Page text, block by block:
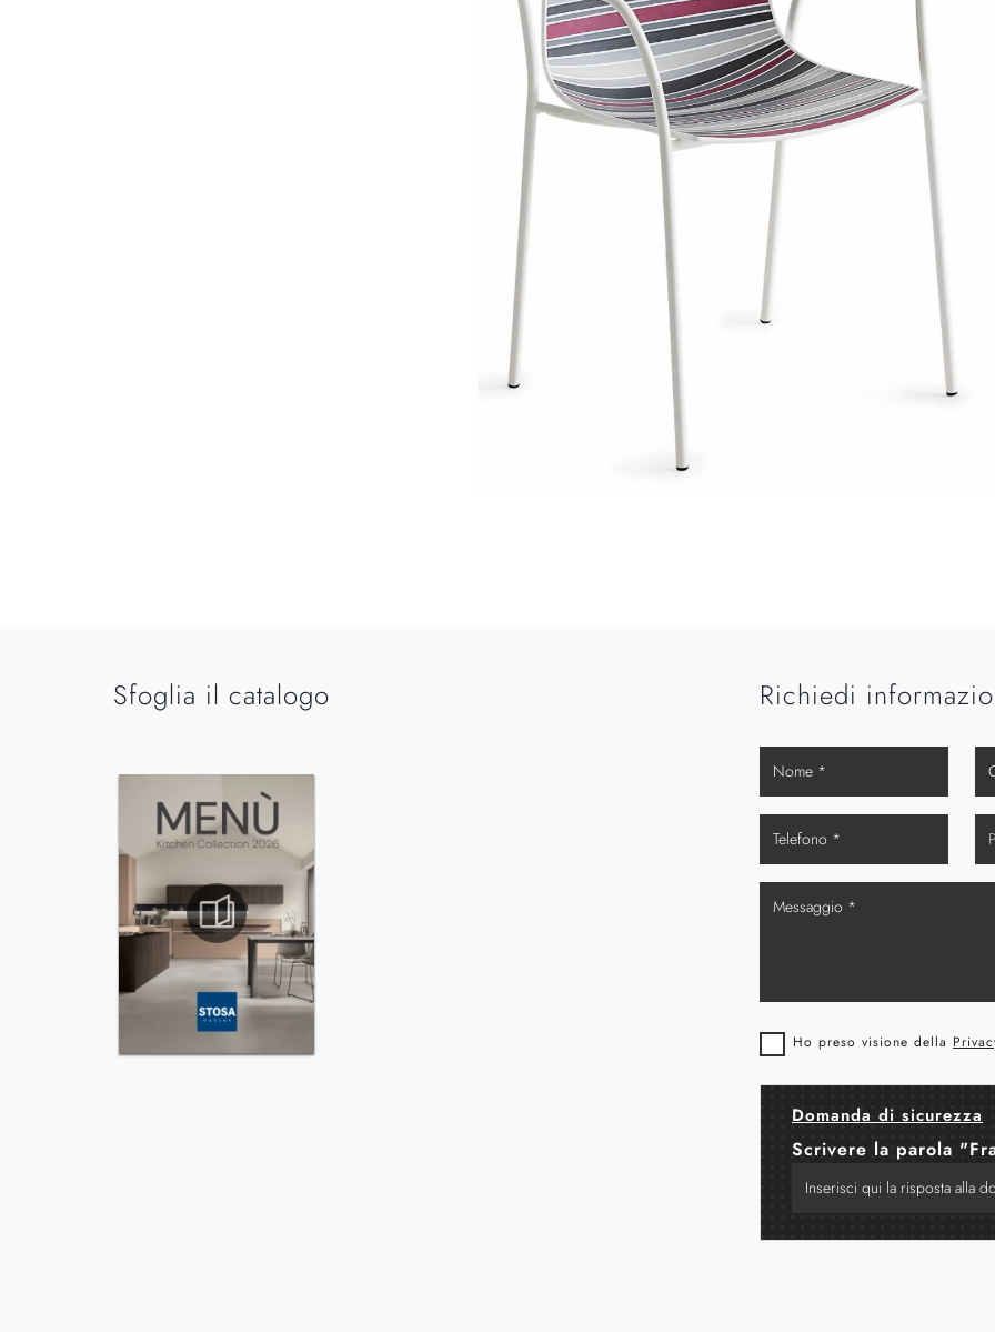
Sfoglia il catalogo Richiedi
Ho preso visione della
Domanda di sicurezza
Scrivere la parola